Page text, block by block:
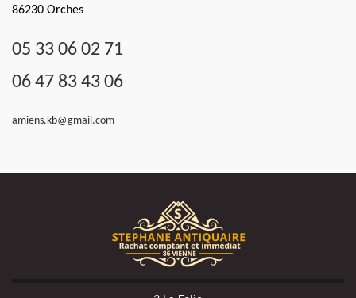
86230 Orches
05 33 06 02 71
06 47 83 43 06
amiens.kb@gmail.com